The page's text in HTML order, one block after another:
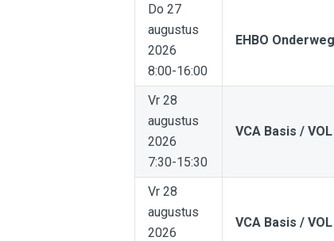
Do 27
augustus
2026
8:00-16:00
EHBO
Vr 28
augustus
2026
7:30-15:30
VCA Basis / VOL
Vr 28
augustus
2026
VCA Basis / VOL